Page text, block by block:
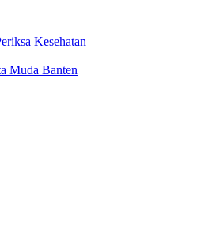
Kesehatan
Muda Banten